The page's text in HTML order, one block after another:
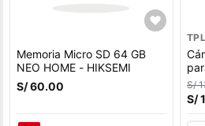
Memoria Micro SD 64 GB
NEO HOME - HIKSEMI
S/ 60.00
SD
S/
S/